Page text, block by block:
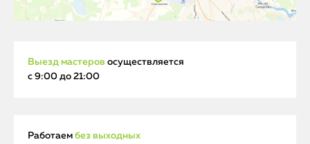
Выезд мастеров осуществляется
с 9:00 до 21:00
Работаем без выходных